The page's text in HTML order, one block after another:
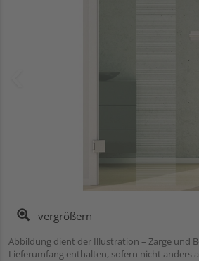
vergrößern
Abbildung dient der Illustration – Zarge und
Lieferumfang enthalten, sofern nicht anders